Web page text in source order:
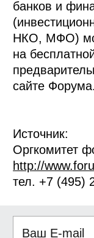
банков и
НКО, МФО)
на
сайте Форума.
Источник:
Оргкомитет
http://
тел. +7 (495)